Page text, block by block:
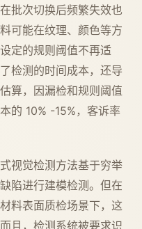
批次切换后频繁失效也
可能在纹理、颜色等方
定的规则阈值不再适
检测的时间成本，还导
算，因漏检和规则阈值
的 10% -15%，客诉率
视觉检测方法基于穷举
陷进行建模检测。但在
料表面质检场景下，这
且，检测系统被要求识